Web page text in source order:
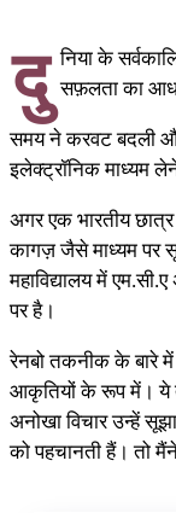
दु निया के
सफ़लता का
समय ने करवट बदली और
इलेक्ट्रॉनिक माध्यम
अगर एक भारतीय
कागज़ जैसे माध्यम पर
महाविद्यालय में
पर है।
रेनबो तकनीक के बारे में
आकृतियों के रूप में। ये
अनोखा विचार उन्हें
को पहचानती हैं। तो